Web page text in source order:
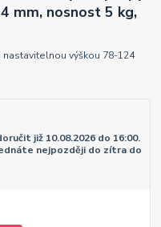
mm, nosnost 5 kg,
výškou 78-124
již 10.08.2026 do 16:00.
nejpozději do zítra do